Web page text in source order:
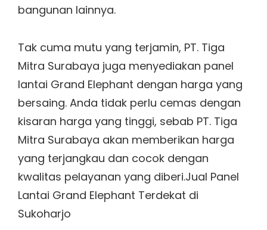
bangunan lainnya.
Tak cuma mutu yang terjamin, PT. Tiga
Mitra Surabaya juga menyediakan panel
lantai Grand Elephant dengan harga yang
bersaing. Anda tidak perlu cemas dengan
kisaran harga yang tinggi, sebab PT. Tiga
Mitra Surabaya akan memberikan harga
yang terjangkau dan cocok dengan
kwalitas pelayanan yang diberi.Jual Panel
Lantai Grand Elephant Terdekat di
Sukoharjo